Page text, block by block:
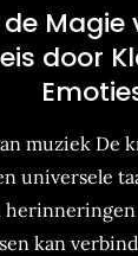
Magie
door
muziek De
universele
kan